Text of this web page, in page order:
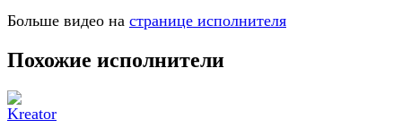
Больше видео на странице исполнителя
Похожие исполнители